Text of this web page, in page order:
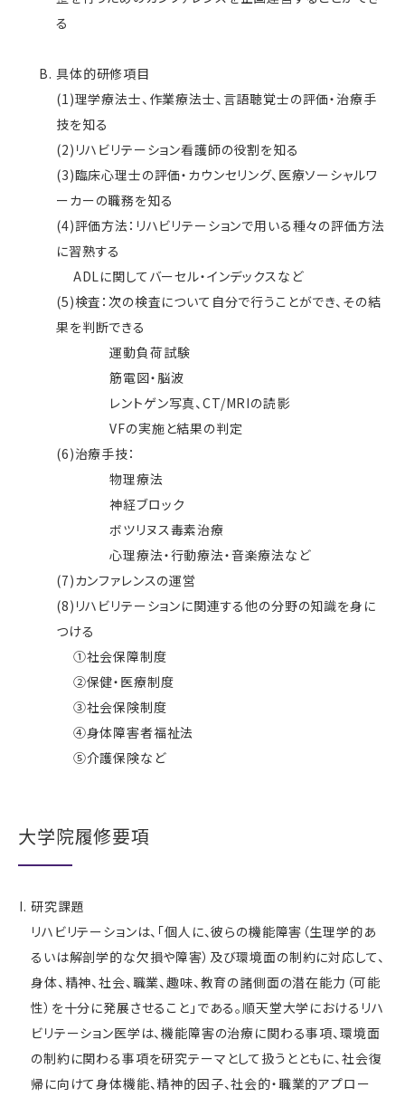
る
具体的研修項目
(1)理学療法士、作業療法士、言語聴覚士の評価・治療手
技を知る
(2)リハビリテーション看護師の役割を知る
(3)臨床心理士の評価・カウンセリング、医療ソーシャルワ
ーカーの職務を知る
(4)評価方法：リハビリテーションで用いる種々の評価方法
に習熟する
ADLに関してバーセル・インデックスなど
(5)検査：次の検査について自分で行うことができ、その結
果を判断できる
運動負荷試験
筋電図・脳波
レントゲン写真、CT/MRIの読影
VFの実施と結果の判定
(6)治療手技：
物理療法
神経ブロック
ボツリヌス毒素治療
心理療法・行動療法・音楽療法など
(7)カンファレンスの運営
(8)リハビリテーションに関連する他の分野の知識を身に
つける
①社会保障制度
②保健・医療制度
③社会保険制度
④身体障害者福祉法
⑤介護保険など
大学院履修要項
研究課題
リハビリテーションは、「個人に、彼らの機能障害（生理学的あ
るいは解剖学的な欠損や障害）及び環境面の制約に対応して、
身体、精神、社会、職業、趣味、教育の諸側面の潜在能力（可能
性）を十分に発展させること」である。順天堂大学におけるリハ
ビリテーション医学は、機能障害の治療に関わる事項、環境面
の制約に関わる事項を研究テーマとして扱うとともに、社会復
帰に向けて身体機能、精神的因子、社会的・職業的アプロー